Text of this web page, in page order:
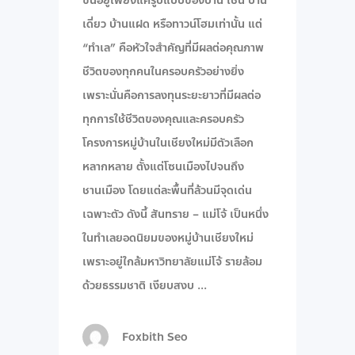
เดี่ยว บ้านแฝด หรือทาวน์โฮมเท่านั้น แต่
“ทำเล” คือหัวใจสำคัญที่มีผลต่อคุณภาพ
ชีวิตของทุกคนในครอบครัวอย่างยิ่ง
เพราะนั่นคือการลงทุนระยะยาวที่มีผลต่อ
ทุกการใช้ชีวิตของคุณและครอบครัว
โครงการหมู่บ้านในเชียงใหม่มีตัวเลือก
หลากหลาย ตั้งแต่โซนเมืองไปจนถึง
ชานเมือง โดยแต่ละพื้นที่ล้วนมีจุดเด่น
เฉพาะตัว ดังนี้ สันทราย – แม่โจ้ เป็นหนึ่ง
ในทำเลยอดนิยมของหมู่บ้านเชียงใหม่
เพราะอยู่ใกล้มหาวิทยาลัยแม่โจ้ รายล้อม
ด้วยธรรมชาติ เงียบสงบ
Foxbith Seo